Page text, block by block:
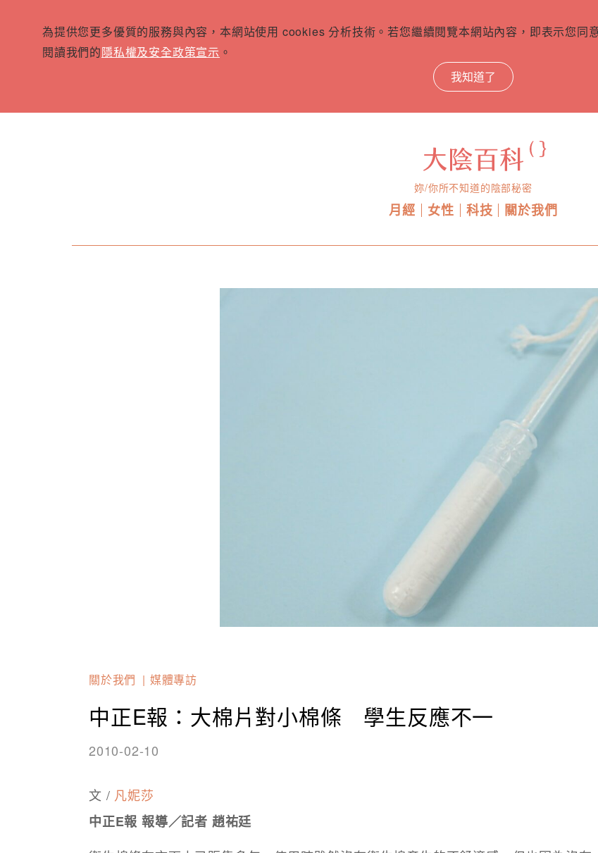
為提供您更多優質的服務與內容，本網站使用 cookies 分析技術。若您繼續閱覽本網站內容，即表示您
閱讀我們的隱私權及安全政策宣示 。
我知道了
妳/你所不知道的陰部秘密
月經 女性 科技 關於我們
關於我們 媒體專訪
中正E報：大棉片對小棉條 學生反應不一
2010-02-10
文 / 凡妮莎
中正E報 報導／記者 趙祐廷